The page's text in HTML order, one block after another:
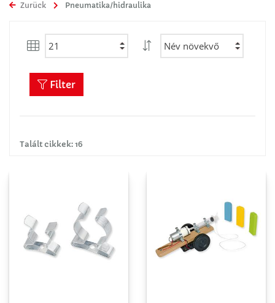
Zurück Pneumatika/hidraulika
Talált cikkek: 16
Filter